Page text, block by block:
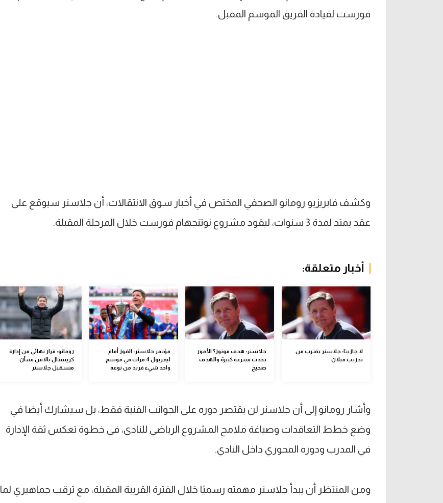
فورست لقيادة الفريق الموسم المقبل.
وكشف فابريزيو رومانو الصحفي المختص في أخبار سوق الانتقالات، أن جلاسنر سيوقع على
عقد يمتد لمدة 3 سنوات، ليقود مشروع نوتنجهام فورست خلال المرحلة المقبلة.
أخبار متعلقة:
لا جازيتا: جلاسنر يقترب من
تدريب ميلان
جلاسنر: هدف مونوز؟ الأمور
تحدث بسرعة كبيرة والهدف
صحيح
مؤتمر جلاسنر: الفوز أمام
ليفربول 4 مرات في موسم
واحد شيء فريد من نوعه
رومانو: قرار نهائي من إدارة
كريستال بالاس بشأن
مستقبل جلاسنر
وأشار رومانو إلى أن جلاسنر لن يقتصر دوره على الجوانب الفنية فقط، بل سيشارك أيضا في
وضع خطط التعاقدات وصياغة ملامح المشروع الرياضي للنادي، في خطوة تعكس ثقة الإدارة
في المدرب ودوره المحوري داخل النادي.
ومن المنتظر أن يبدأ جلاسنر مهمته رسميًا خلال الفترة القريبة المقبلة، مع ترقب جماهيري لما